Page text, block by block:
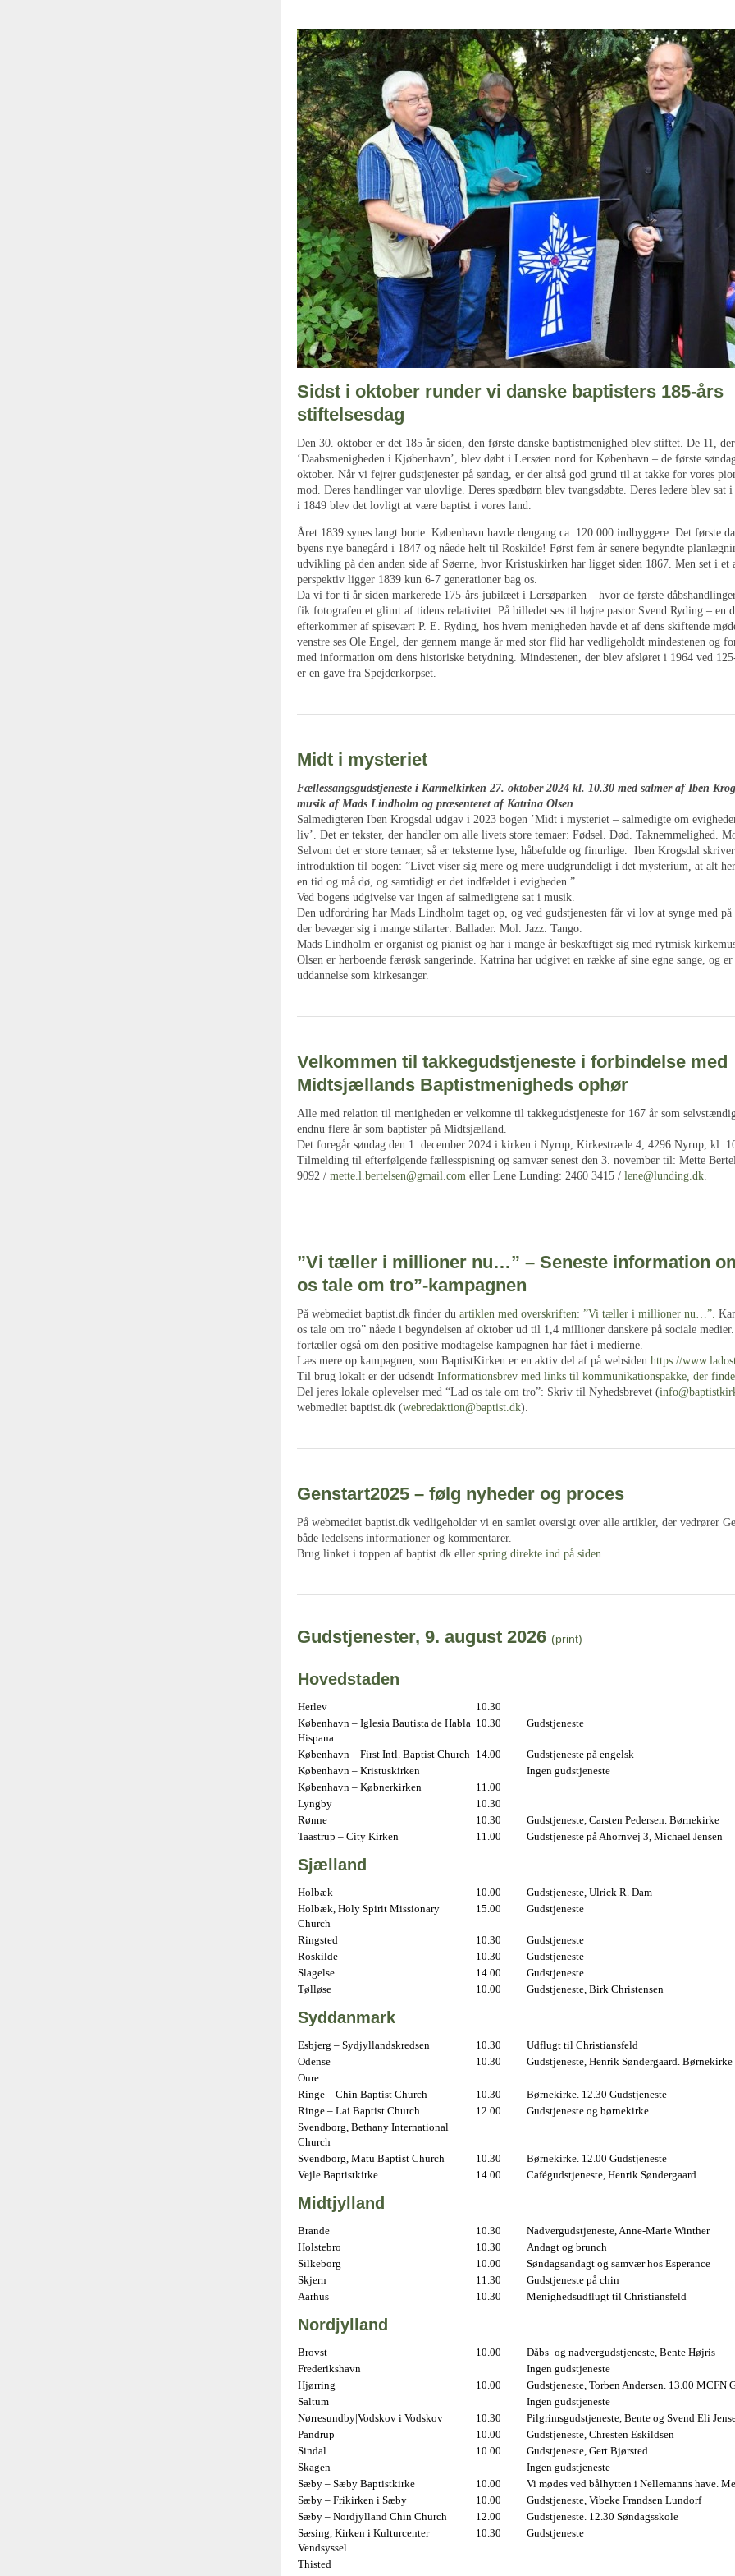
Sidst i oktober runder vi danske baptisters 185-års
stiftelsesdag
Den 30. oktober er det 185 år siden, den første danske baptistmenighed blev stiftet. De 11,
‘Daabsmenigheden i Kjøbenhavn’, blev døbt i Lersøen nord for København – de første
oktober. Når vi fejrer gudstjenester på søndag, er der altså god grund til at takke for vores
mod. Deres handlinger var ulovlige. Deres spædbørn blev tvangsdøbte. Deres ledere blev sat
i 1849 blev det lovligt at være baptist i vores land.
Året 1839 synes langt borte. København havde dengang ca. 120.000 indbyggere. Det første
byens nye banegård i 1847 og nåede helt til Roskilde! Først fem år senere begyndte
udvikling på den anden side af Søerne, hvor Kristuskirken har ligget siden 1867. Men set i et
perspektiv ligger 1839 kun 6-7 generationer bag os.
Da vi for ti år siden markerede 175-års-jubilæet i Lersøparken – hvor de første
fik fotografen et glimt af tidens relativitet. På billedet ses til højre pastor Svend Ryding – en
efterkommer af spisevært P. E. Ryding, hos hvem menigheden havde et af dens skiftende
venstre ses Ole Engel, der gennem mange år med stor flid har vedligeholdt mindestenen og
med information om dens historiske betydning. Mindestenen, der blev afsløret i 1964 ved
er en gave fra Spejderkorpset.
Midt i mysteriet
Fællessangsgudstjeneste i Karmelkirken 27. oktober 2024 kl. 10.30 med salmer af Iben
musik af Mads Lindholm og præsenteret af Katrina Olsen.
Salmedigteren Iben Krogsdal udgav i 2023 bogen ’Midt i mysteriet – salmedigte om
liv’. Det er tekster, der handler om alle livets store temaer: Fødsel. Død. Taknemmelighed.
Selvom det er store temaer, så er teksterne lyse, håbefulde og finurlige. Iben Krogsdal
introduktion til bogen: ”Livet viser sig mere og mere uudgrundeligt i det mysterium, at alt
en tid og må dø, og samtidigt er det indfældet i evigheden.”
Ved bogens udgivelse var ingen af salmedigtene sat i musik.
Den udfordring har Mads Lindholm taget op, og ved gudstjenesten får vi lov at synge med på
der bevæger sig i mange stilarter: Ballader. Mol. Jazz. Tango.
Mads Lindholm er organist og pianist og har i mange år beskæftiget sig med rytmisk
Olsen er herboende færøsk sangerinde. Katrina har udgivet en række af sine egne sange, og er
uddannelse som kirkesanger.
Velkommen til takkegudstjeneste i forbindelse med
Midtsjællands Baptistmenigheds ophør
Alle med relation til menigheden er velkomne til takkegudstjeneste for 167 år som
endnu flere år som baptister på Midtsjælland.
Det foregår søndag den 1. december 2024 i kirken i Nyrup, Kirkestræde 4, 4296 Nyrup, kl.
Tilmelding til efterfølgende fællesspisning og samvær senest den 3. november til: Mette
9092 / mette.l.bertelsen@gmail.com eller Lene Lunding: 2460 3415 / lene@lunding.dk.
”Vi tæller i millioner nu…” – Seneste information
os tale om tro”-kampagnen
På webmediet baptist.dk finder du artiklen med overskriften: ”Vi tæller i millioner nu…”.
os tale om tro” nåede i begyndelsen af oktober ud til 1,4 millioner danskere på sociale
fortæller også om den positive modtagelse kampagnen har fået i medierne.
Læs mere op kampagnen, som BaptistKirken er en aktiv del af på websiden https://
Til brug lokalt er der udsendt Informationsbrev med links til kommunikationspakke, der
Del jeres lokale oplevelser med “Lad os tale om tro”: Skriv til Nyhedsbrevet (
webmediet baptist.dk (webredaktion@baptist.dk).
Genstart2025 – følg nyheder og proces
På webmediet baptist.dk vedligeholder vi en samlet oversigt over alle artikler, der vedrører
både ledelsens informationer og kommentarer.
Brug linket i toppen af baptist.dk eller spring direkte ind på siden.
Gudstjenester, 9. august 2026 (print)
Hovedstaden
Herlev
10.30
København – Iglesia Bautista de Habla
Hispana
10.30 Gudstjeneste
København – First Intl. Baptist Church 14.00
Gudstjeneste på engelsk
København – Kristuskirken
Ingen gudstjeneste
København – Købnerkirken
11.00
Lyngby
10.30
Rønne
10.30
Gudstjeneste, Carsten Pedersen. Børnekirke
Taastrup – City Kirken
11.00 Gudstjeneste på Ahornvej 3, Michael Jensen
Sjælland
Holbæk 10.00
Gudstjeneste, Ulrick R. Dam
Holbæk, Holy Spirit Missionary
Church
15.00 Gudstjeneste
Ringsted 10.30
Gudstjeneste
Roskilde
10.30
Gudstjeneste
Slagelse
14.00
Gudstjeneste
Tølløse
10.00 Gudstjeneste, Birk Christensen
Syddanmark
Esbjerg – Sydjyllandskredsen 10.30
Udflugt til Christiansfeld
Odense
10.30
Gudstjeneste, Henrik Søndergaard. Børnekirke
Oure
Ringe – Chin Baptist Church
10.30
Børnekirke. 12.30 Gudstjeneste
Ringe – Lai Baptist Church
12.00
Gudstjeneste og børnekirke
Svendborg, Bethany International
Church
Svendborg, Matu Baptist Church
10.30
Børnekirke. 12.00 Gudstjeneste
Vejle Baptistkirke
14.00 Cafégudstjeneste, Henrik Søndergaard
Midtjylland
Brande 10.30
Nadvergudstjeneste, Anne-Marie Winther
Holstebro
10.30
Andagt og brunch
Silkeborg
10.00
Søndagsandagt og samvær hos Esperance
Skjern
11.30
Gudstjeneste på chin
Aarhus
10.30 Menighedsudflugt til Christiansfeld
Nordjylland
Brovst 10.00
Dåbs- og nadvergudstjeneste, Bente Højris
Frederikshavn
Ingen gudstjeneste
Hjørring
10.00
Gudstjeneste, Torben Andersen. 13.00 MCFN
Saltum
Ingen gudstjeneste
Nørresundby|Vodskov i Vodskov
10.30
Pilgrimsgudstjeneste, Bente og Svend Eli
Pandrup
10.00
Gudstjeneste, Chresten Eskildsen
Sindal
10.00
Gudstjeneste, Gert Bjørsted
Skagen
Ingen gudstjeneste
Sæby – Sæby Baptistkirke
10.00
Vi mødes ved bålhytten i Nellemanns have.
Sæby – Frikirken i Sæby
10.00
Gudstjeneste, Vibeke Frandsen Lundorf
Sæby – Nordjylland Chin Church
12.00
Gudstjeneste. 12.30 Søndagsskole
Sæsing, Kirken i Kulturcenter
Vendsyssel
10.30 Gudstjeneste
Thisted